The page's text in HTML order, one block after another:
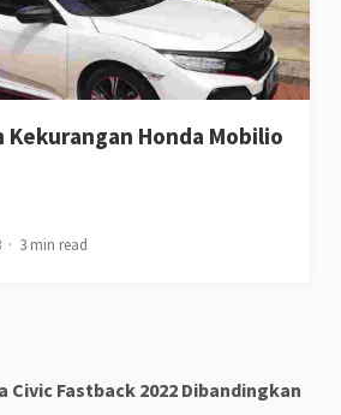
Kekurangan Honda Mobilio
3 min read
Civic Fastback 2022 Dibandingkan